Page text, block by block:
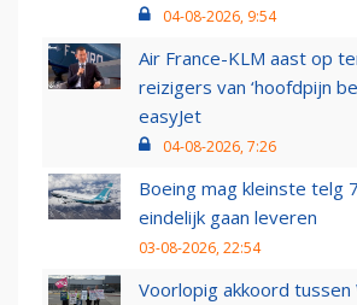
04-08-2026, 9:54
Air France-KLM aast op
reizigers van ‘hoofdpijn
easyJet
04-08-2026, 7:26
Boeing mag kleinste telg
eindelijk gaan leveren
03-08-2026, 22:54
Voorlopig akkoord tussen